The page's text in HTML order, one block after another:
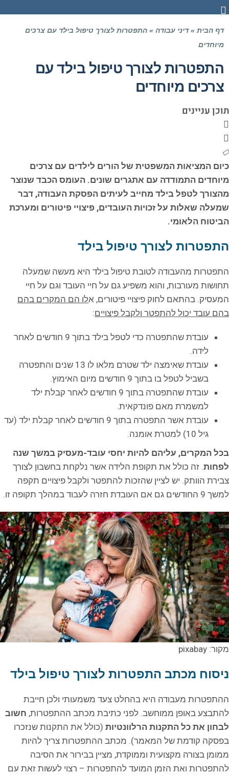
דף הבית »דיני עבודה » התפטרות לצורך טיפול בילד עם צרכים
מיוחדים
התפטרות לצורך טיפול בילד עם
צרכים מיוחדים
תוכן עניינים
כיום המציאות המשפטית של הורים לילדים עם צרכים
מיוחדים התמודדה עם אתגרים שונים. העומס הכבד שנוצר
מהצורך לטפל בילד מחייב לעיתים הפסקת העבודה, דבר
שמעלה שאלות על זכויות העובדים, פיצויי פיטורים ומערכת
הביטוח הלאומי.
התפטרות לצורך טיפול בילד
התפטרות מהעבודה לטובת טיפול בילד היא מעשה שמעלה
תחושות מעורבות, והוא משפיע גם על חיי העובד וגם על חיי
המעסיק. בהתאם לחוק פיצויי פיטורים, אלו הם המקרים בהם
בהם עובד יכול להתפטר ולקבל פיצויים:
עובדת שהתפטרה כדי לטפל בילד בתוך 9 חודשים לאחר
לידה.
עובדת שאימצה ילד שטרם מלאו לו 13 שנים והתפטרה
בשביל לטפל בו בתוך 9 חודשים מיום האימוץ.
עובדת שהתפטרה בתוך 9 חודשים לאחר קבלת ילד
למשמרת מאם פונדקאית.
עובדת אשר התפטרה בתוך 9 חודשים לאחר קבלת ילד (עד
גיל 10) למטרת אומנה.
בכל המקרים, עליהם להיות יחסי עובד-מעסיק במשך שנה
לפחות. זה כולל את תקופת הלידה אשר נלקחת בחשבון לצורך
צבירת הוותק. יש לציין שהזכות להתפטר ולקבל פיצויים תקפה
למשך 9 החודשים גם אם העובדת חזרה לעבוד במהלך תקופה זו.
מקור: pixabay
ניסוח מכתב התפטרות לצורך טיפול בילד
ההתפטרות מעבודה היא בהחלט צעד משמעותי ולכן חייבת
להתבצע באופן ממוחשב. לפני כתיבת מכתב ההתפטרות, חשוב
לבחון את כל התקנות הרלוונטיות (כולל את התקנות שנזכרו
בפסקה קודמת של המאמר). מכתב ההתפטרות צריך להיות
ממומן בצורה מקצועית וממוקדת, מציין בבירור את הסיבה
להתפטרות ואת הזמן המועד להתפטרות – רצוי לעשות זאת עם